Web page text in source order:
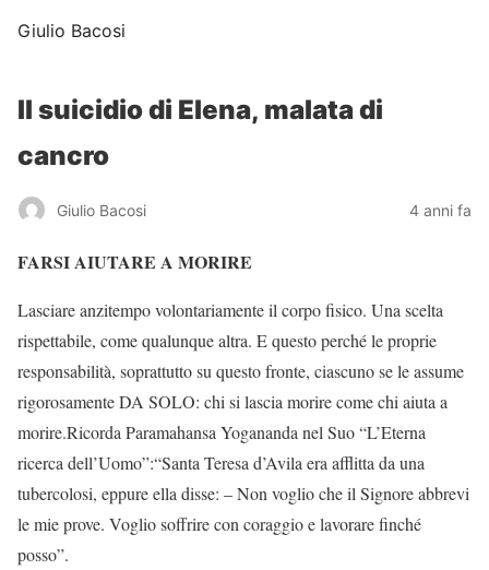
Giulio Bacosi
Il suicidio di Elena, malata di
cancro
Giulio Bacosi 4 anni fa
FARSI AIUTARE A MORIRE
Lasciare anzitempo volontariamente il corpo fisico. Una scelta
rispettabile, come qualunque altra. E questo perché le proprie
responsabilità, soprattutto su questo fronte, ciascuno se le assume
rigorosamente DA SOLO: chi si lascia morire come chi aiuta a
morire.Ricorda Paramahansa Yogananda nel Suo “L’Eterna
ricerca dell’Uomo”:“Santa Teresa d’Avila era afflitta da una
tubercolosi, eppure ella disse: – Non voglio che il Signore abbrevi
le mie prove. Voglio soffrire con coraggio e lavorare finché
posso”.